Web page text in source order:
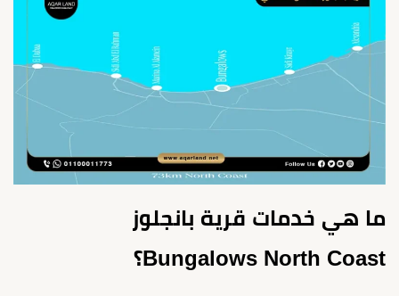
ما هي خدمات قرية بانجلوز
Bungalows North Coast؟